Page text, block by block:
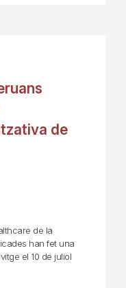
de
de la
han fet una
el 10 de juliol